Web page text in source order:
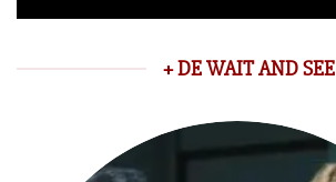
+ DE WAIT AND SEE